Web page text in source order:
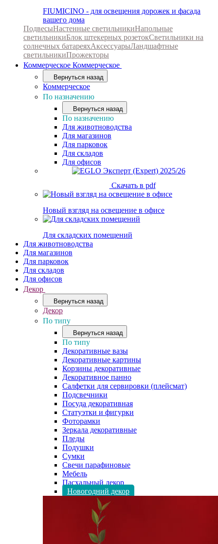
FIUMICINO - для освещения дорожек и фасада
вашего дома
ПодвесыНастенные светильникиНапольные
светильникиБлок штекерных розетокСветильники на
солнечных батареяхАксессуарыЛандшафтные
светильникиПрожекторы
Коммерческое Коммерческое
Вернуться назад
Коммерческое
По назначению
Вернуться назад
По назначению
Для животноводства
Для магазинов
Для парковок
Для складов
Для офисов
Скачать в pdf
Новый взгляд на освещение в офисе
Для складских помещений
Для животноводства
Для магазинов
Для парковок
Для складов
Для офисов
Декор
Вернуться назад
Декор
По типу
Вернуться назад
По типу
Декоративные вазы
Декоративные картины
Корзины декоративные
Декоративное панно
Салфетки для сервировки (плейсмат)
Подсвечники
Посуда декоративная
Статуэтки и фигурки
Фоторамки
Зеркала декоративные
Пледы
Подушки
Сумки
Свечи парафиновые
Мебель
Пасхальный декор
Новогодний декор